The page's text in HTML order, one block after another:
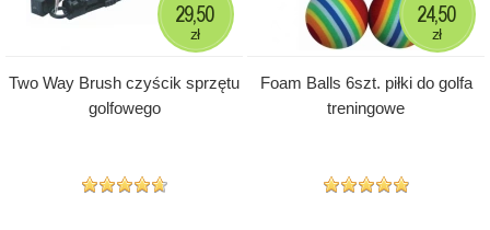
Two Way Brush czyścik sprzętu
golfowego
29,50
zł
Foam Balls 6szt. piłki do golfa
treningowe
24,50
zł